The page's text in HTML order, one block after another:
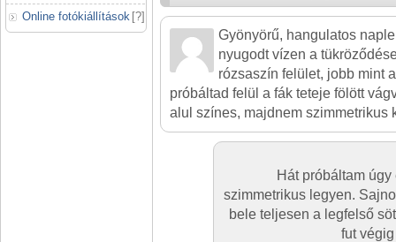
Online fotókiállítások [?]
Gyönyörű, hangulatos
nyugodt vízen a
rózsaszín felület, jobb mint
próbáltad felül a fák teteje fölött
alul színes, majdnem szimmetrikus
Hát próbáltam
szimmetrikus legyen.
bele teljesen a legfelső
fut